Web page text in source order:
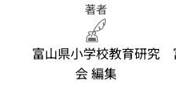
著者
富山県小学校教育研究
会 編集